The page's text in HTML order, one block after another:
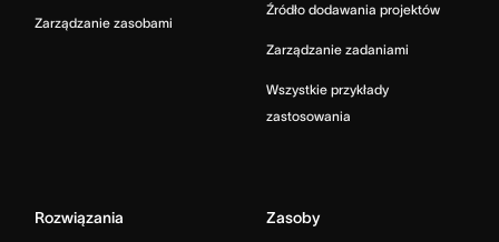
Zarządzanie zasobami
Źródło dodawania projektów
Zarządzanie zadaniami
Wszystkie przykłady
zastosowania
Rozwiązania Zasoby